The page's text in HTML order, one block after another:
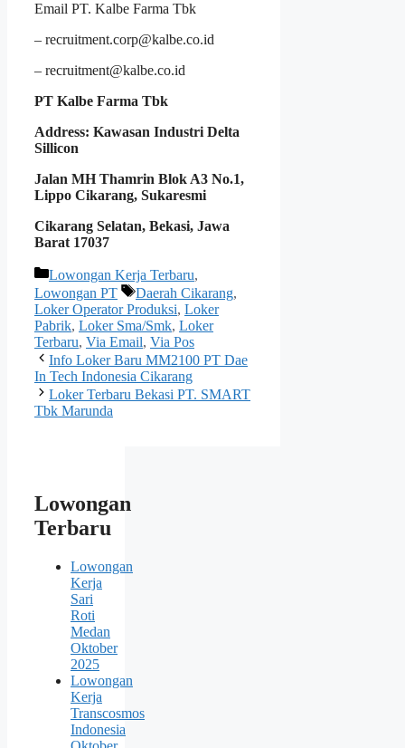
Email PT. Kalbe Farma Tbk
– recruitment.corp@kalbe.co.id
– recruitment@kalbe.co.id
PT Kalbe Farma Tbk
Address: Kawasan Industri Delta
Sillicon
Jalan MH Thamrin Blok A3 No.1,
Lippo Cikarang, Sukaresmi
Cikarang Selatan, Bekasi, Jawa
Barat 17037
Kategori
Lowongan Kerja Terbaru,
Lowongan PT
Tag
Daerah Cikarang,
Loker Operator Produksi, Loker
Pabrik, Loker Sma/Smk, Loker
Terbaru, Via Email, Via Pos
Info Loker Baru MM2100 PT Dae
In Tech Indonesia Cikarang
Loker Terbaru Bekasi PT. SMART
Tbk Marunda
Lowongan
Terbaru
Lowongan
Kerja
Sari
Roti
Medan
Oktober
2025
Lowongan
Kerja
Transcosmos
Indonesia